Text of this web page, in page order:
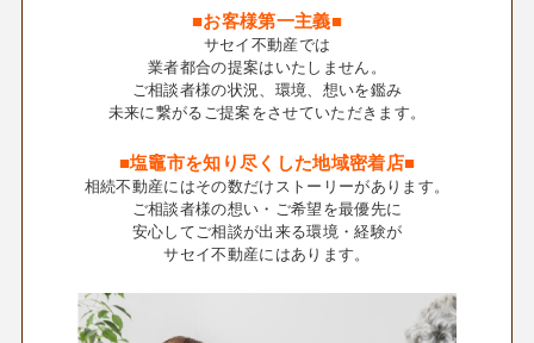
■お客様第一主義■
サセイ不動産では
業者都合の提案はいたしません。
ご相談者様の状況、環境、想いを鑑み
未来に繋がるご提案をさせていただきます。
■塩竈市を知り尽くした地域密着店■
相続不動産にはその数だけストーリーがあります。
ご相談者様の想い・ご希望を最優先に
安心してご相談が出来る環境・経験が
サセイ不動産にはあります。